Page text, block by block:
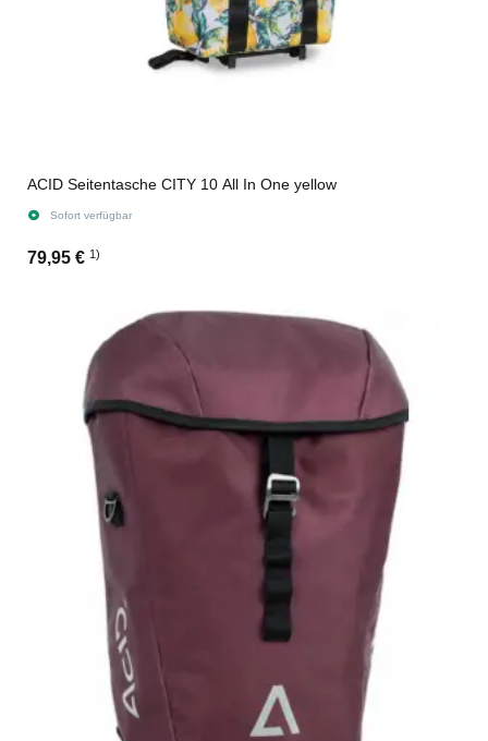
ACID Seitentasche CITY 10 All In One yellow
Sofort verfügbar
79,95 € 1)